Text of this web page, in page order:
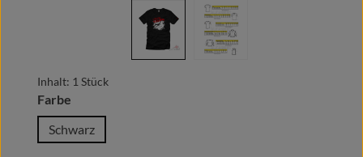
Inhalt: 1 Stück
Farbe
Schwarz